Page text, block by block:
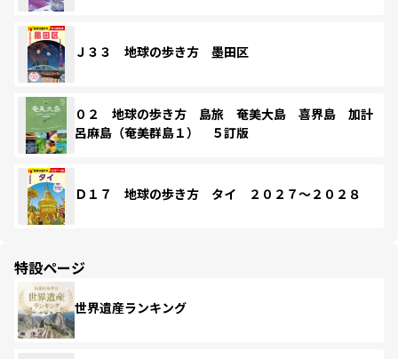
Ｊ３３ 地球の歩き方 墨田区
０２ 地球の歩き方 島旅 奄美大島 喜界島 加計
呂麻島（奄美群島１） ５訂版
Ｄ１７ 地球の歩き方 タイ ２０２７～２０２８
特設ページ
世界遺産ランキング